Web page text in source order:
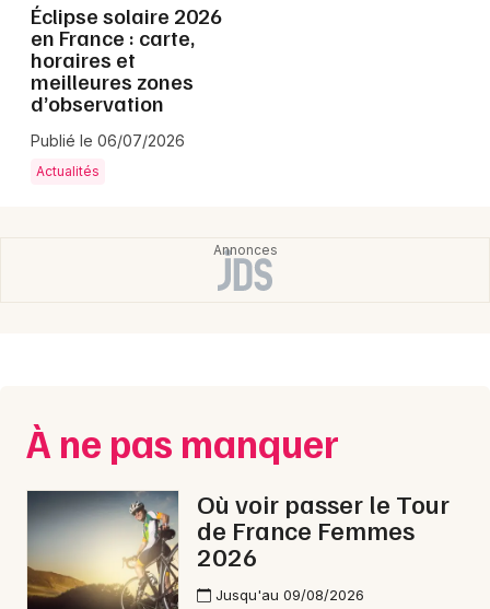
Concerts
Sports
Sorties famille
Bourgogne-Franche-Comté
Newsletter des sorties
Nice
Paris
Strasbourg
Toulouse
Éclipse solaire 2026
en France : carte,
horaires et
meilleures zones
d’observation
Publié le 06/07/2026
Actualités
À ne pas manquer
Où voir passer le Tour
de France Femmes
2026
Jusqu'au 09/08/2026